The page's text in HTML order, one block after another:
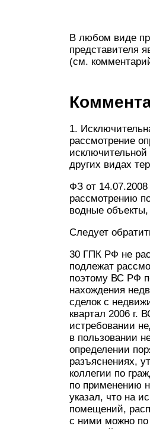
В любом виде
представителя
(см.
1.
рассмотрение
других видах
ФЗ от
рассмотрению
водные
Следует
30 ГПК РФ не
подлежат
поэтому ВС РФ
нахождения
сделок с
квартал 2006 г.
истребовании
в пользовании
определении
разъяснениях,
коллегии по
по применению
указал, что на
помещений,
с ними можно по